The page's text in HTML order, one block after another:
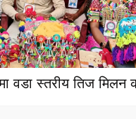
वडा स्तरीय तिज मिलन